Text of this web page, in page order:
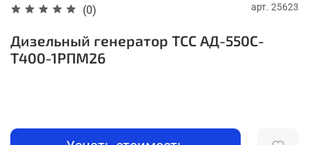
(0) арт. 25623
Дизельный генератор ТСС АД-550С-
Т400-1РПМ26